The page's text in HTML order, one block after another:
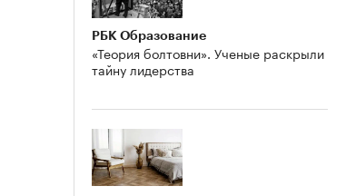
РБК Образование
«Теория болтовни». Ученые раскрыли
тайну лидерства